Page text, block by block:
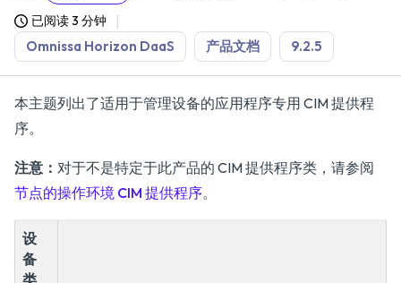
已阅读 3 分钟
Omnissa Horizon DaaS 产品文档 9.2.5
本主题列出了适用于管理设备的应用程序专用 CIM 提供程
序。
注意： 对于不是特定于此产品的 CIM 提供程序类，请参阅
节点的操作环境 CIM 提供程序。
设
备
类